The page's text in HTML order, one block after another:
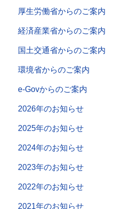
厚生労働省からのご案内
経済産業省からのご案内
国土交通省からのご案内
環境省からのご案内
e-Govからのご案内
2026年のお知らせ
2025年のお知らせ
2024年のお知らせ
2023年のお知らせ
2022年のお知らせ
2021年のお知らせ